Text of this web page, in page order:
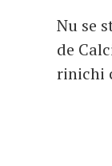
Nu se
de
rinichi